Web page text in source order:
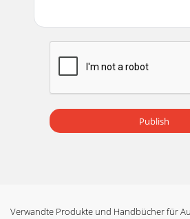
Publish
Verwandte Produkte und Handbücher für